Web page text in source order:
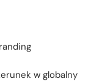
w globalny